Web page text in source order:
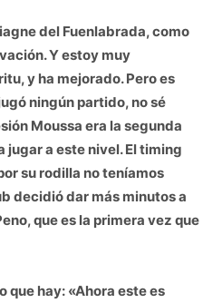
del Fuenlabrada, como
Y estoy muy
y ha mejorado. Pero es
ningún partido, no sé
Moussa era la segunda
jugar a este nivel. El timing
su rodilla no teníamos
decidió dar más minutos a
que es la primera vez que
que hay: «Ahora este es